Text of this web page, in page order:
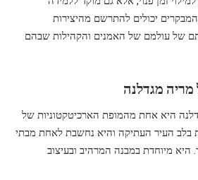
יכולים להתרשם מהיצירות
של עולמם של האמנים והקהילות שבהם
היא אחת מהמופת הארכיטקטוניות של
בלב העיר העתיקה והיא נחשבת לאחת מבתי
היא מיוחדת במבנה המרהיב ובעיצוב